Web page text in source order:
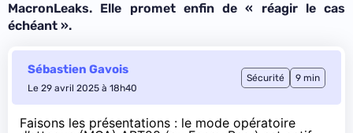
MacronLeaks. Elle promet enfin de « réagir le cas
échéant ».
Sébastien Gavois
Le 29 avril 2025 à 18h40
Sécurité 9 min
Faisons les présentations : le mode opératoire